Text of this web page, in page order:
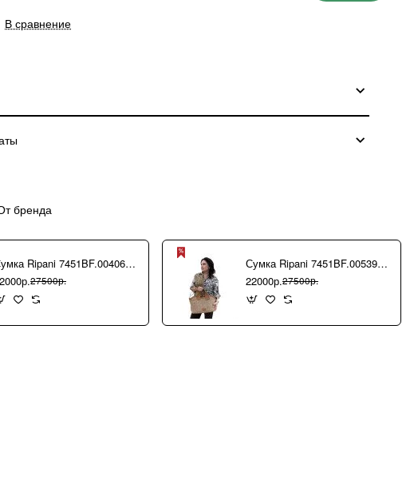
В сравнение
бренда
Сумка Ripani 7451BF.00406 Ecru/Sabbia
27500р.
Сумка Ripani 7451BF.00539 Camel/Biscotto
22000р.27500р.